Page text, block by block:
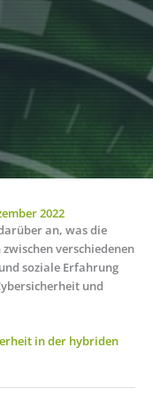
2022
an, was die
verschiedenen
soziale Erfahrung
und
in der hybriden